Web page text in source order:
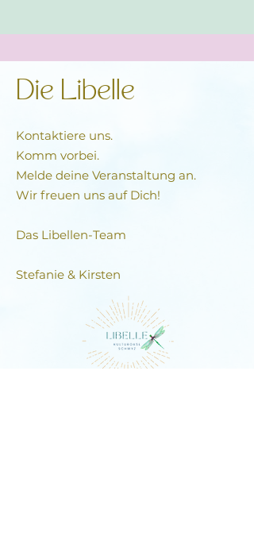
Die Libelle
Kontaktiere uns.
Komm vorbei.
Melde deine Veranstaltung an.
Wir freuen uns auf Dich!
Das Libellen-Team​
Stefanie & Kirsten